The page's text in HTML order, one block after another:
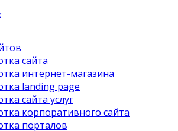
сайта
интернет-магазина
landing page
сайта услуг
корпоративного сайта
порталов